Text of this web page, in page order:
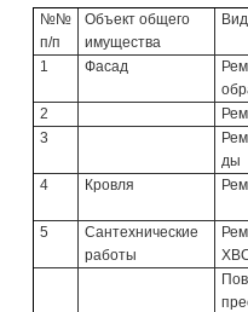
№№
п/п
Объект общего
имущества
1 Фасад
2
3
ды
4
Кровля
5
Сантехнические
работы